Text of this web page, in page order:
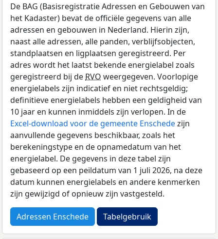
De BAG (Basisregistratie Adressen en Gebouwen van
het Kadaster) bevat de officiële gegevens van alle
adressen en gebouwen in Nederland. Hierin zijn,
naast alle adressen, alle panden, verblijfsobjecten,
standplaatsen en ligplaatsen geregistreerd. Per
adres wordt het laatst bekende energielabel zoals
geregistreerd bij de RVO weergegeven. Voorlopige
energielabels zijn indicatief en niet rechtsgeldig;
definitieve energielabels hebben een geldigheid van
10 jaar en kunnen inmiddels zijn verlopen. In de
Excel-download voor de gemeente Enschedezijn
aanvullende gegevens beschikbaar, zoals het
berekeningstype en de opnamedatum van het
energielabel. De gegevens in deze tabel zijn
gebaseerd op een peildatum van 1 juli 2026, na deze
datum kunnen energielabels en andere kenmerken
zijn gewijzigd of opnieuw zijn vastgesteld.
Adressen Enschede Tabelgebruik